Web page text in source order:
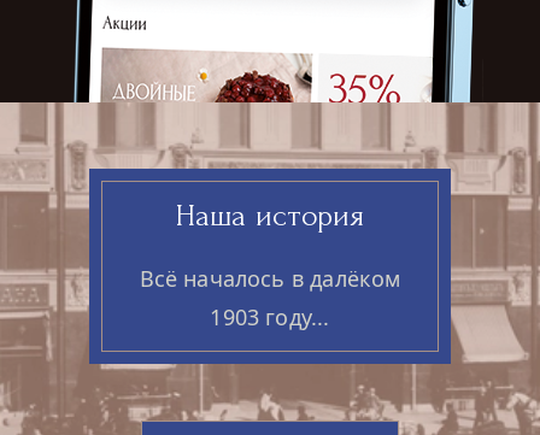
Наша история
Всё началось в далёком
1903 году...